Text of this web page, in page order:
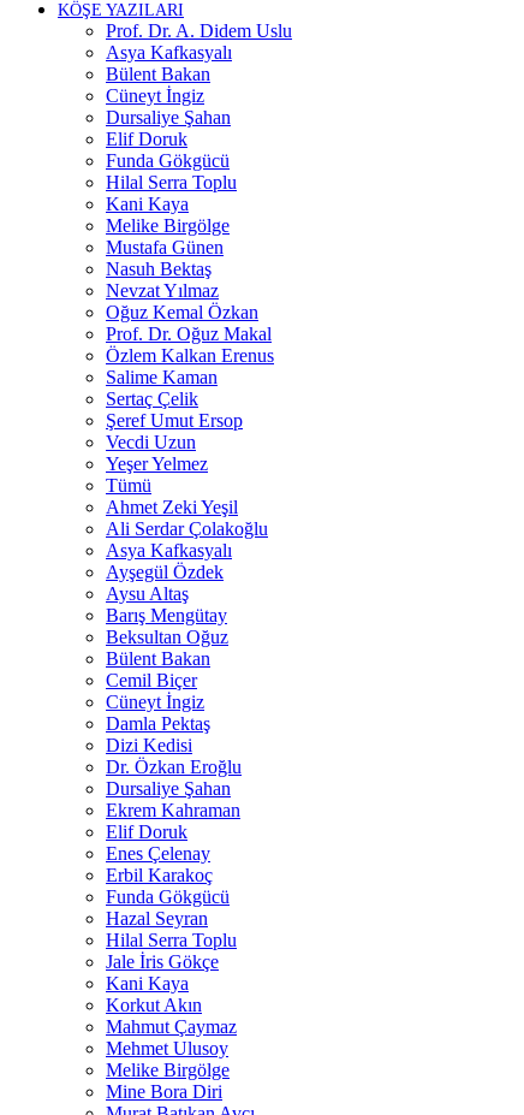
KÖŞE YAZILARI
Prof. Dr. A. Didem Uslu
Asya Kafkasyalı
Bülent Bakan
Cüneyt İngiz
Dursaliye Şahan
Elif Doruk
Funda Gökgücü
Hilal Serra Toplu
Kani Kaya
Melike Birgölge
Mustafa Günen
Nasuh Bektaş
Nevzat Yılmaz
Oğuz Kemal Özkan
Prof. Dr. Oğuz Makal
Özlem Kalkan Erenus
Salime Kaman
Sertaç Çelik
Şeref Umut Ersop
Vecdi Uzun
Yeşer Yelmez
Tümü
Ahmet Zeki Yeşil
Ali Serdar Çolakoğlu
Asya Kafkasyalı
Ayşegül Özdek
Aysu Altaş
Barış Mengütay
Beksultan Oğuz
Bülent Bakan
Cemil Biçer
Cüneyt İngiz
Damla Pektaş
Dizi Kedisi
Dr. Özkan Eroğlu
Dursaliye Şahan
Ekrem Kahraman
Elif Doruk
Enes Çelenay
Erbil Karakoç
Funda Gökgücü
Hazal Seyran
Hilal Serra Toplu
Jale İris Gökçe
Kani Kaya
Korkut Akın
Mahmut Çaymaz
Mehmet Ulusoy
Melike Birgölge
Mine Bora Diri